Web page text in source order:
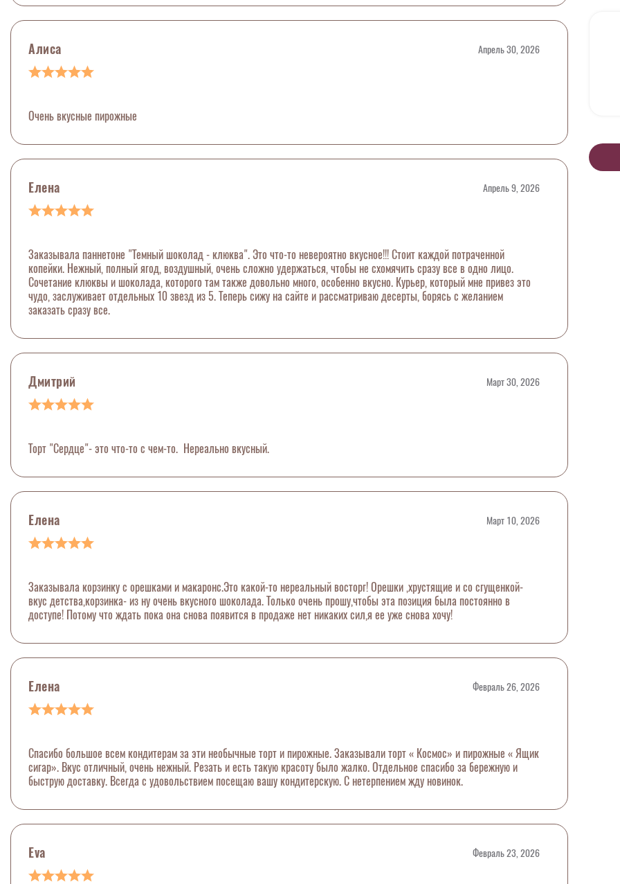
Алиса Апрель 30, 2026
Очень вкусные пирожные
Елена Апрель 9, 2026
Заказывала паннетоне "Темный шоколад - клюква". Это что-то невероятно вкусное!!! Стоит каждой потраченной
копейки. Нежный, полный ягод, воздушный, очень сложно удержаться, чтобы не схомячить сразу все в одно лицо.
Сочетание клюквы и шоколада, которого там также довольно много, особенно вкусно. Курьер, который мне привез это
чудо, заслуживает отдельных 10 звезд из 5. Теперь сижу на сайте и рассматриваю десерты, борясь с желанием
заказать сразу все.
Дмитрий Март 30, 2026
Торт "Сердце"- это что-то с чем-то. Нереально вкусный.
Елена Март 10, 2026
Заказывала корзинку с орешками и макаронс.Это какой-то нереальный восторг! Орешки ,хрустящие и со сгущенкой-
вкус детства,корзинка- из ну очень вкусного шоколада. Только очень прошу,чтобы эта позиция была постоянно в
доступе! Потому что ждать пока она снова появится в продаже нет никаких сил,я ее уже снова хочу!
Елена Февраль 26, 2026
Спасибо большое всем кондитерам за эти необычные торт и пирожные. Заказывали торт « Космос» и пирожные « Ящик
сигар». Вкус отличный, очень нежный. Резать и есть такую красоту было жалко. Отдельное спасибо за бережную и
быструю доставку. Всегда с удовольствием посещаю вашу кондитерскую. С нетерпением жду новинок.
Eva Февраль 23, 2026